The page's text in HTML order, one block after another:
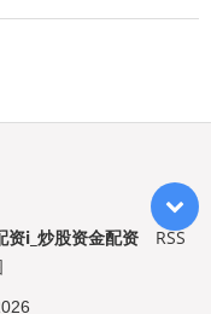
资i_炒股资金配资
RSS